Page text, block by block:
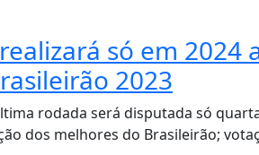
só em
2023
rodada será disputada só
dos melhores do Brasileirão;